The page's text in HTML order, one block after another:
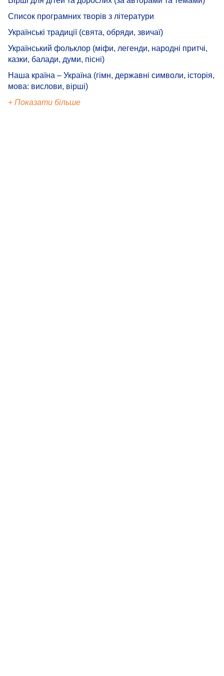
Список програмних творів з літератури
Українські традиції (свята, обряди, звичаї)
Український фольклор (міфи, легенди, народні притчі,
казки, балади, думи, пісні)
Наша країна – Україна (гімн, державні символи, історія,
мова: вислови, вірші)
+ Показати більше